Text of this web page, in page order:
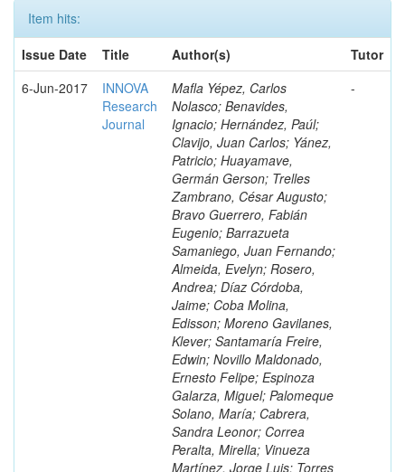
Item hits:
Issue Date
Title Author(s)
Tutor
6-Jun-2017
INNOVA
Research
Journal
Mafla Yépez, Carlos
Nolasco; Benavides,
Ignacio; Hernández, Paúl;
Clavijo, Juan Carlos; Yánez,
Patricio; Huayamave,
Germán Gerson; Trelles
Zambrano, César Augusto;
Bravo Guerrero, Fabián
Eugenio; Barrazueta
Samaniego, Juan Fernando;
Almeida, Evelyn; Rosero,
Andrea; Díaz Córdoba,
Jaime; Coba Molina,
Edisson; Moreno Gavilanes,
Klever; Santamaría Freire,
Edwin; Novillo Maldonado,
Ernesto Felipe; Espinoza
Galarza, Miguel; Palomeque
Solano, María; Cabrera,
Sandra Leonor; Correa
Peralta, Mirella; Vinueza
Martínez, Jorge Luis; Torres
-